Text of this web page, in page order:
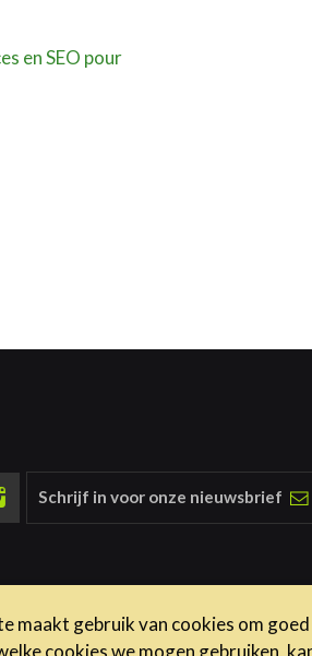
en SEO pour
Schrijf in voor onze nieuwsbrief
maakt gebruik van cookies om
cookies we mogen gebruiken,